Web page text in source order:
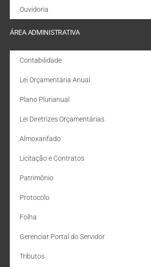
Ouvidoria
ÁREA ADMINISTRATIVA
Contabilidade
Lei Orçamentária Anual
Plano Plurianual
Lei Diretrizes Orçamentárias
Almoxarifado
Licitação e Contratos
Patrimônio
Protocolo
Folha
Gerenciar Portal do Servidor
Tributos